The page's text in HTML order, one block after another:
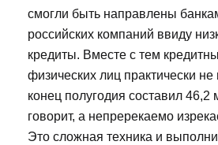
смогли быть направлены
российских компаний ввиду
кредиты. Вместе с тем
физических лиц практически
конец полугодия составил
говорит, а непререкаемо
Это сложная техника и